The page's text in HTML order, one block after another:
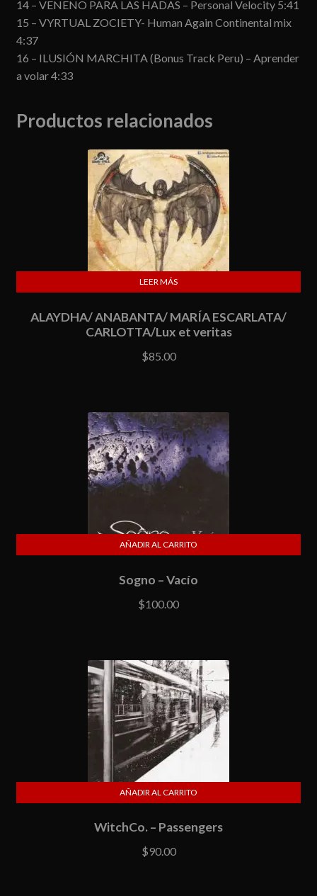
14 – VENENO PARA LAS HADAS – Personal Velocity 5:41
15 – VYRTUAL ZOCIETY- Human Again Continental mix
4:37
16 – ILUSIÓN MARCHITA (Bonus Track Peru) – Aprender
a volar 4:33
Productos relacionados
ALAYDHA/ ANABANTA/ MARÍA ESCARLATA/
CARLOTTA/Lux et veritas
$85.00
LEER MÁS
Sogno – Vacío
$100.00
AÑADIR AL CARRITO
WitchCo. – Passengers
$90.00
AÑADIR AL CARRITO